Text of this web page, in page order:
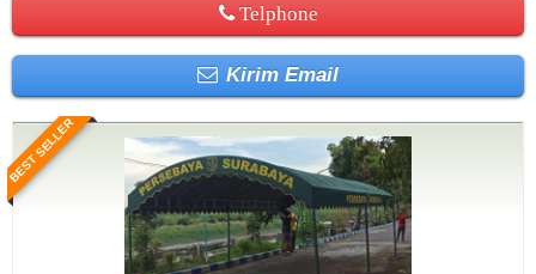
Telphone
Kirim Email
BEST SELLER